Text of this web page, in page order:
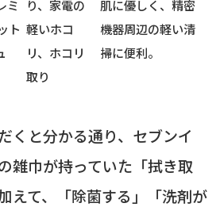
ミ
ト
り、家電の
軽いホコ
リ、ホコリ
取り
肌に優しく、精密
機器周辺の軽い清
掃に便利。
くと分かる通り、セブンイ
雑巾が持っていた「拭き取
えて、「除菌する」「洗剤が